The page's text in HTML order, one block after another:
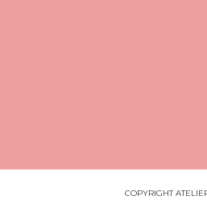
COPYRIGHT